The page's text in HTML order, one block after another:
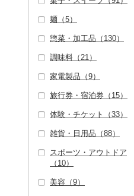
（0）
うなぎ（0）
鮮魚（0）
イカ・タコ（0）
海苔・海藻（0）
干物（0）
その他魚介・加工品
（0）
（0）
つや姫（0）
コシヒカリ（52）
はえぬき（0）
さがびより（0）
あきたこまち（0）
ひとめぼれ（0）
ミルキークィーン
ななつぼし（0）
その他米（5）
ドライフルーツ（0）
その他果物（3）
とうもろこし（0）
根菜（1）
人参（0）
大根（0）
自然薯（0）
レンコン（0）
にんにく・生姜（0）
その他根菜（1）
アスパラガス（0）
豆（46）
きのこ（0）
その他野菜（2）
山菜（0）
かぼちゃ（0）
発泡酒（0）
地ビール・クラフトビ
純米大吟醸（8）
純米吟醸（3）
大吟醸（0）
吟醸（1）
その他日本酒（28）
焼酎（1）
芋焼酎（0）
麦焼酎（0）
米焼酎（1）
黒糖焼酎（0）
その他焼酎（0）
梅酒（0）
泡盛（0）
ワイン（0）
ウイスキー（0）
リキュール・洋酒
ノンアルコール（0）
その他酒（0）
（22）
飲料（0）
コーヒー豆（6）
粉（7）
ドリップ（9）
茶（11）
飲料（0）
茶葉・ティーバッグ
（6）
静岡茶（0）
知覧茶（0）
八女茶（0）
果汁飲料（0）
紅茶（0）
その他飲料・ジュース
（0）
ケーキ（16）
クッキー（4）
焼き菓子（11）
プリン（38）
ゼリー（2）
チョコレート（0）
カステラ（0）
アイス・ジェラート
（10）
その他洋菓子（3）
麺（5）
ラーメン（0）
うどん（1）
そば（0）
パスタ（0）
ひやむぎ（0）
そうめん（1）
その他麺（3）
惣菜・加工品（130）
惣菜（7）
餃子（0）
シュウマイ（0）
コロッケ（1）
その他惣菜（7）
カレー・シチュー
その他鍋（0）
スープ（0）
豆腐・納豆（1）
調味料（21）
砂糖（0）
塩（0）
醤油（0）
味噌（5）
酢（0）
家電製品（9）
季節・空調家電（0）
キッチン家電（0）
照明器具（0）
パソコン・周辺機器
（1）
TV・オーディオ・カ
旅行券・宿泊券（15）
旅行券（0）
宿泊券（15）
体験・チケット（33）
PayPay商品券（15）
食事券（10）
用券（0）
雑貨・日用品（88）
家具・インテリア（1
7）
タンス（0）
寝具（0）
スポーツ・アウトドア
（10）
ゴルフ（1）
美容（9）